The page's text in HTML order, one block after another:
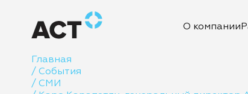
О компании
Главная
/ События
/ СМИ